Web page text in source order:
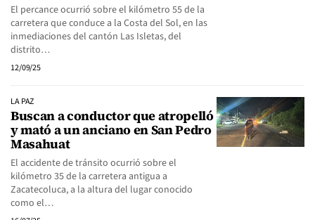
El percance ocurrió sobre el kilómetro 55 de la
carretera que conduce a la Costa del Sol, en las
inmediaciones del cantón Las Isletas, del
distrito…
12/09/25
LA PAZ
Buscan a conductor que atropelló
y mató a un anciano en San Pedro
Masahuat
El accidente de tránsito ocurrió sobre el
kilómetro 35 de la carretera antigua a
Zacatecoluca, a la altura del lugar conocido
como el…